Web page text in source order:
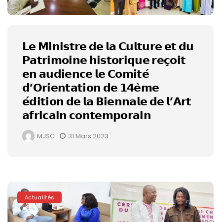
𝗟𝗲 𝗠𝗶𝗻𝗶𝘀𝘁𝗿𝗲 𝗱𝗲 𝗹𝗮 𝗖𝘂𝗹𝘁𝘂𝗿𝗲 𝗲𝘁 𝗱𝘂
𝗣𝗮𝘁𝗿𝗶𝗺𝗼𝗶𝗻𝗲 𝗵𝗶𝘀𝘁𝗼𝗿𝗶𝗾𝘂𝗲 𝗿𝗲𝗰̧𝗼𝗶𝘁
𝗲𝗻 𝗮𝘂𝗱𝗶𝗲𝗻𝗰𝗲 𝗹𝗲 𝗖𝗼𝗺𝗶𝘁𝗲́
𝗱’𝗢𝗿𝗶𝗲𝗻𝘁𝗮𝘁𝗶𝗼𝗻 𝗱𝗲 𝟭𝟰𝗲̀𝗺𝗲
𝗲́𝗱𝗶𝘁𝗶𝗼𝗻 𝗱𝗲 𝗹𝗮 𝗕𝗶𝗲𝗻𝗻𝗮𝗹𝗲 𝗱𝗲 𝗹’𝗔𝗿𝘁
𝗮𝗳𝗿𝗶𝗰𝗮𝗶𝗻 𝗰𝗼𝗻𝘁𝗲𝗺𝗽𝗼𝗿𝗮𝗶𝗻
MJSC 31 Mars 2023
Actualités